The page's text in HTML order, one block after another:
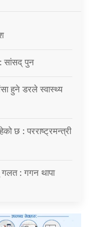
: सांसद् पुन
हुने डरले स्वास्थ्य
छ : परराष्ट्रमन्त्री
: गगन थापा